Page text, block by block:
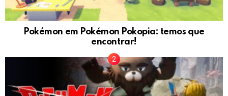
Pokémon em Pokémon Pokopia: temos que
encontrar!